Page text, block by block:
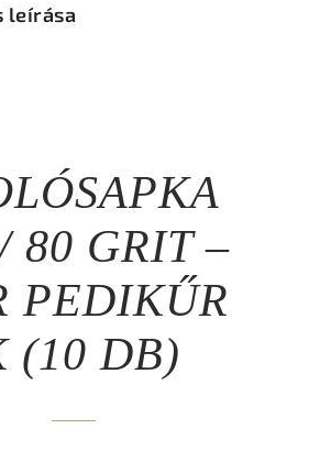
leírása
80 GRIT –
PEDIKŰR
(10 DB)